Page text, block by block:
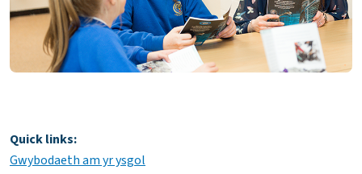
Quick links:
Gwybodaeth am yr ysgol